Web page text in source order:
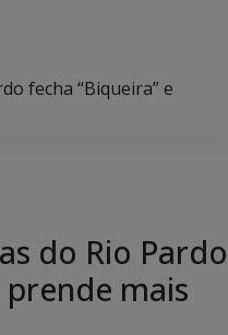
fecha “Biqueira” e
do Rio Pardo
prende mais